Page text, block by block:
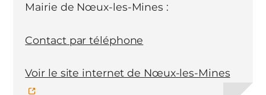
Mairie de Nœux-les-Mines :
Contact par téléphone
Voir le site internet de Nœux-les-Mines